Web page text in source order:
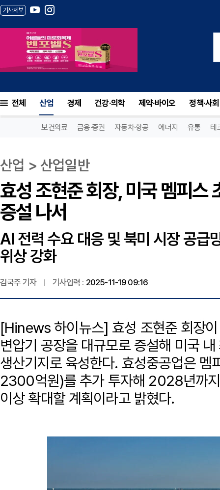
기사제보
전체 산업 경제 건강·의학 제약·바이오 정책·사회
보건의료 금융·증권 자동차·항공 에너지 유통 테
산업 > 산업일반
효성 조현준 회장, 미국 멤피스
증설 나서
AI 전력 수요 대응 및 북미 시장 공
위상 강화
김국주 기자 기사입력 : 2025-11-19 09:16
[Hinews 하이뉴스] 효성 조현준 회장
변압기 공장을 대규모로 증설해 미국
생산기지로 육성한다. 효성중공업은 멤
2300억원)를 추가 투자해 2028년까
이상 확대할 계획이라고 밝혔다.